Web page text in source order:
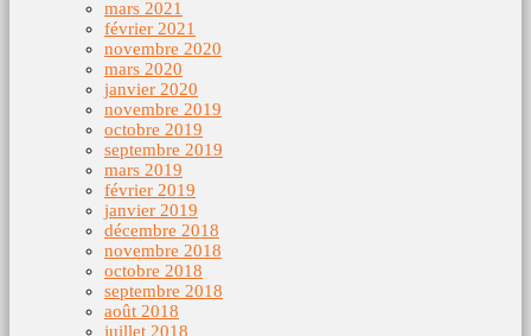
mars 2021
février 2021
novembre 2020
mars 2020
janvier 2020
novembre 2019
octobre 2019
septembre 2019
mars 2019
février 2019
janvier 2019
décembre 2018
novembre 2018
octobre 2018
septembre 2018
août 2018
juillet 2018